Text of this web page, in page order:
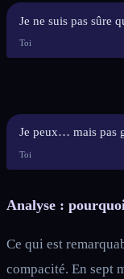
Je ne suis pas sûre
Toi
Je peux… mais pas
Toi
Analyse :
Ce qui est
compacité. En sept